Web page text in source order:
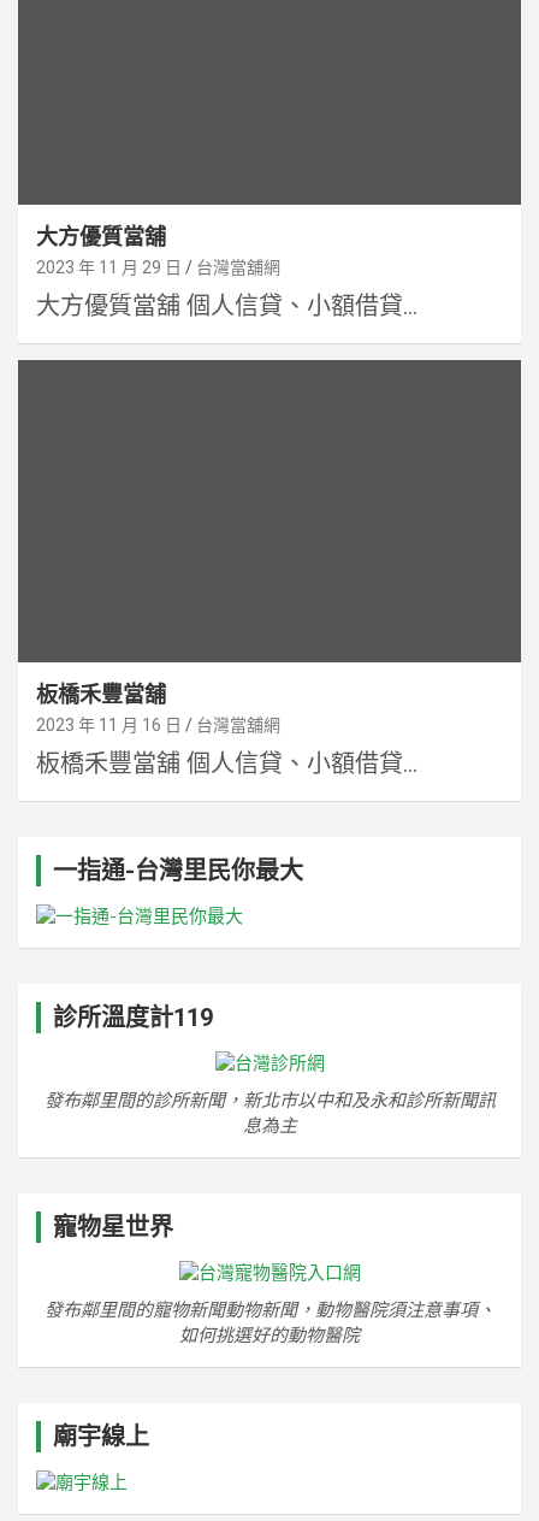
大方優質當舖
2023 年 11 月 29 日 台灣當舖網
大方優質當舖 個人信貸、小額借貸...
板橋禾豐當舖
2023 年 11 月 16 日 台灣當舖網
板橋禾豐當舖 個人信貸、小額借貸...
一指通-台灣里民你最大
診所溫度計119
發布鄰里間的診所新聞，新北市以中和及永和診所新聞訊
息為主
寵物星世界
發布鄰里間的寵物新聞動物新聞，動物醫院須注意事項、
如何挑選好的動物醫院
廟宇線上